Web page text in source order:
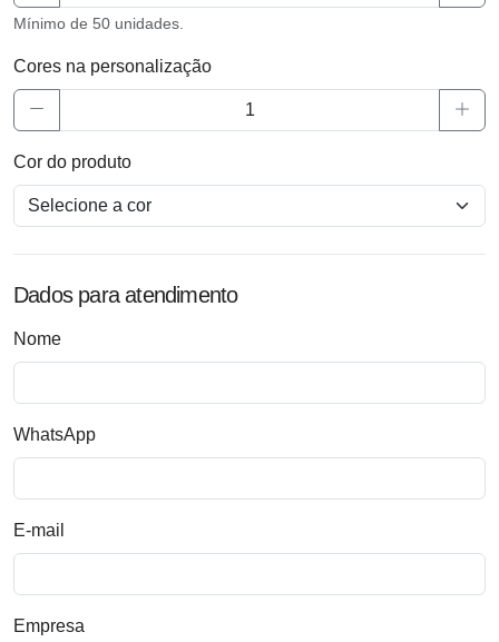
Mínimo de 50 unidades.
Cores na personalização
Cor do produto
Dados para atendimento
Nome
WhatsApp
E-mail
Empresa